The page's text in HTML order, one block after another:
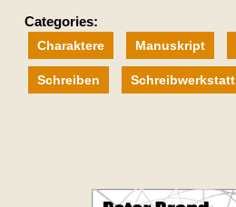
Categories:
Charaktere Manuskript
Schreiben Schreibwerkstatt